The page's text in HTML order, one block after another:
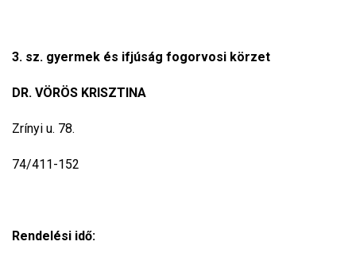
3. sz. gyermek és ifjúság fogorvosi körzet
DR. VÖRÖS KRISZTINA
Zrínyi u. 78.
74/411-152
Rendelési idő: